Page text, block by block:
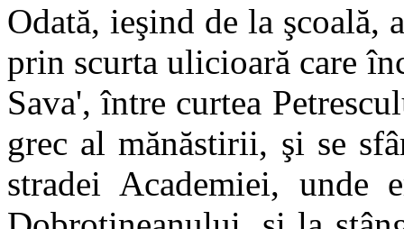
Odată, ieşind de la şcoală,
prin scurta ulicioară care
Sava', între curtea
grec al mănăstirii, şi se
stradei Academiei, unde